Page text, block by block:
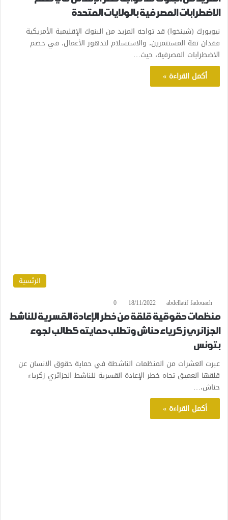
الاضطرابات المصرفية بالولايات المتحدة
نيويورك (شينخوا) قد تواجه المزيد من البنوك الإقليمية الأمريكية
فقدان ثقة المستثمرين، والاستسلام لتدهور الأعمال، في خضم
الاضطرابات المصرفية، حيث…
أكمل القراءة »
الرئسية
abdellatif fadouach
18/11/2022
0
منظمات حقوقية قلقة من خطر الإعادة القسرية للناشط
الجزائري زكرياء حناش وتطلب حمايته كطالب لجوء
بتونس
عبرت العشرات من المنظمات الناشطة في حماية حقوق الانسان عن
قلقها العميق تجاه خطر الإعادة القسرية للناشط الجزائري زكرياء
حناش،…
أكمل القراءة »